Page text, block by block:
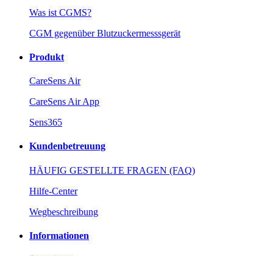
Was ist CGMS?
CGM gegenüber Blutzuckermesssgerät
Produkt
CareSens Air
CareSens Air App
Sens365
Kundenbetreuung
HÄUFIG GESTELLTE FRAGEN (FAQ)
Hilfe-Center
Wegbeschreibung
Informationen